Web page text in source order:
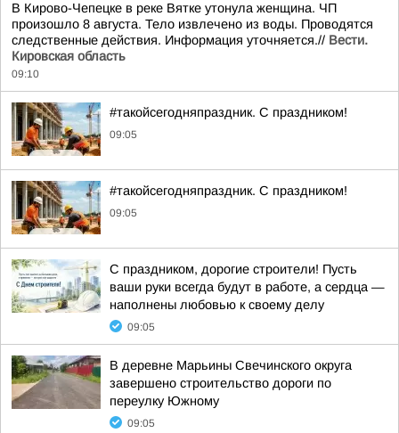
В Кирово-Чепецке в реке Вятке утонула женщина. ЧП
произошло 8 августа. Тело извлечено из воды. Проводятся
следственные действия. Информация уточняется.// Вести.
Кировская область
09:10
#такойсегодняпраздник. С праздником!
09:05
#такойсегодняпраздник. С праздником!
09:05
С праздником, дорогие строители! Пусть
ваши руки всегда будут в работе, а сердца —
наполнены любовью к своему делу
09:05
В деревне Марьины Свечинского округа
завершено строительство дороги по
переулку Южному
09:05